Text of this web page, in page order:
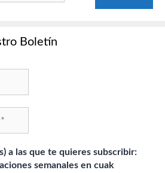
Boletín
a las que te quieres subscribir:
semanales en cuak